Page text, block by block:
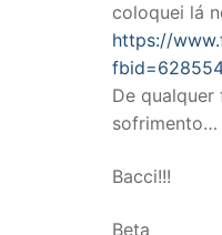
coloquei lá
https://
De qualquer
sofrimento…
Bacci!!!
Beta